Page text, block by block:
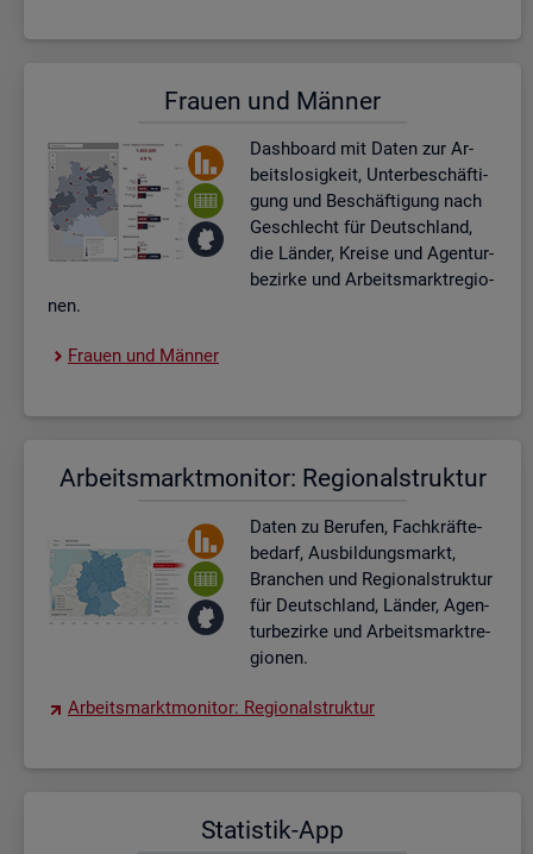
Frau­en und Män­ner
Dash­board mit Daten zur Ar­
beits­lo­sig­keit, Un­ter­be­schäf­ti­
gung und Be­schäf­ti­gung nach
Ge­schlecht für Deutsch­land,
die Län­der, Krei­se und Agen­tur­
be­zir­ke und Ar­beits­markt­re­gio­
nen.
Frau­en und Män­ner
Ar­beits­markt­mo­ni­tor: Re­gio­nal­struk­tur
Daten zu Be­ru­fen, Fach­kräf­te­
be­darf, Aus­bil­dungs­markt,
Bran­chen und Re­gio­nal­struk­tur
für Deutsch­land, Län­der, Agen­
tur­be­zir­ke und Ar­beits­markt­re­
gio­nen.
Ar­beits­markt­mo­ni­tor: Re­gio­nal­struk­tur
Sta­tis­tik-App